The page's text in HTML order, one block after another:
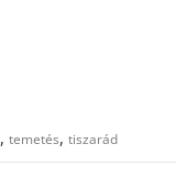
, temetés, tiszarád